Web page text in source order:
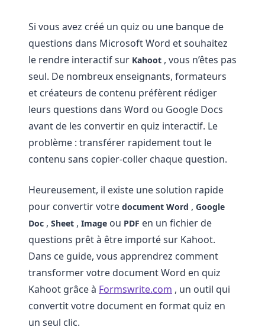
Si vous avez créé un quiz ou une banque de
questions dans Microsoft Word et souhaitez
le rendre interactif sur Kahoot , vous n’êtes pas
seul. De nombreux enseignants, formateurs
et créateurs de contenu préfèrent rédiger
leurs questions dans Word ou Google Docs
avant de les convertir en quiz interactif. Le
problème : transférer rapidement tout le
contenu sans copier-coller chaque question.
Heureusement, il existe une solution rapide
pour convertir votre document Word , Google
Doc , Sheet , Image ou PDF en un fichier de
questions prêt à être importé sur Kahoot.
Dans ce guide, vous apprendrez comment
transformer votre document Word en quiz
Kahoot grâce à Formswrite.com , un outil qui
convertit votre document en format quiz en
un seul clic.